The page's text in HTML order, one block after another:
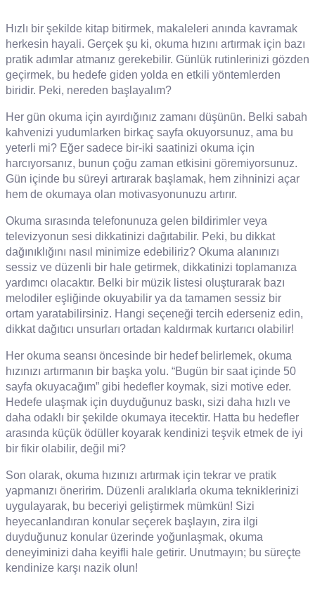
Hızlı bir şekilde kitap bitirmek, makaleleri anında kavramak
herkesin hayali. Gerçek şu ki, okuma hızını artırmak için bazı
pratik adımlar atmanız gerekebilir. Günlük rutinlerinizi gözden
geçirmek, bu hedefe giden yolda en etkili yöntemlerden
biridir. Peki, nereden başlayalım?
Her gün okuma için ayırdığınız zamanı düşünün. Belki sabah
kahvenizi yudumlarken birkaç sayfa okuyorsunuz, ama bu
yeterli mi? Eğer sadece bir-iki saatinizi okuma için
harcıyorsanız, bunun çoğu zaman etkisini göremiyorsunuz.
Gün içinde bu süreyi artırarak başlamak, hem zihninizi açar
hem de okumaya olan motivasyonunuzu artırır.
Okuma sırasında telefonunuza gelen bildirimler veya
televizyonun sesi dikkatinizi dağıtabilir. Peki, bu dikkat
dağınıklığını nasıl minimize edebiliriz? Okuma alanınızı
sessiz ve düzenli bir hale getirmek, dikkatinizi toplamanıza
yardımcı olacaktır. Belki bir müzik listesi oluşturarak bazı
melodiler eşliğinde okuyabilir ya da tamamen sessiz bir
ortam yaratabilirsiniz. Hangi seçeneği tercih ederseniz edin,
dikkat dağıtıcı unsurları ortadan kaldırmak kurtarıcı olabilir!
Her okuma seansı öncesinde bir hedef belirlemek, okuma
hızınızı artırmanın bir başka yolu. “Bugün bir saat içinde 50
sayfa okuyacağım” gibi hedefler koymak, sizi motive eder.
Hedefe ulaşmak için duyduğunuz baskı, sizi daha hızlı ve
daha odaklı bir şekilde okumaya itecektir. Hatta bu hedefler
arasında küçük ödüller koyarak kendinizi teşvik etmek de iyi
bir fikir olabilir, değil mi?
Son olarak, okuma hızınızı artırmak için tekrar ve pratik
yapmanızı öneririm. Düzenli aralıklarla okuma tekniklerinizi
uygulayarak, bu beceriyi geliştirmek mümkün! Sizi
heyecanlandıran konular seçerek başlayın, zira ilgi
duyduğunuz konular üzerinde yoğunlaşmak, okuma
deneyiminizi daha keyifli hale getirir. Unutmayın; bu süreçte
kendinize karşı nazik olun!